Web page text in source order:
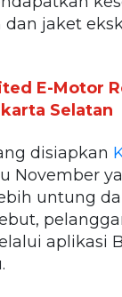
jaket
E-Motor
Selatan
disiapkan
November
untung
aplikasi